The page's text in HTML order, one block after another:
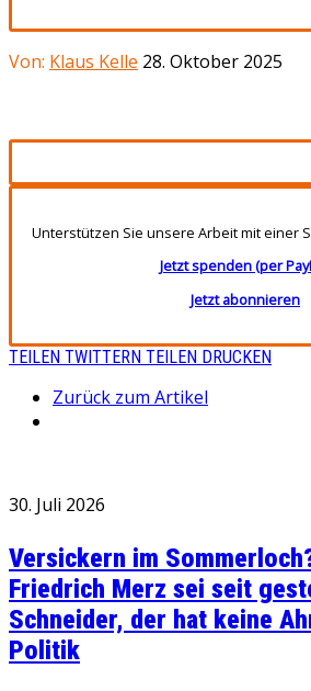
Von: Klaus Kelle 28. Oktober 2025
Unterstützen Sie unsere Arbeit mit einer
Jetzt spenden (per
Jetzt abonnieren
TEILEN TWITTERN TEILEN DRUCKEN
Zurück zum Artikel
30. Juli 2026
Versickern im
Friedrich Merz sei seit
Schneider, der hat keine
Politik